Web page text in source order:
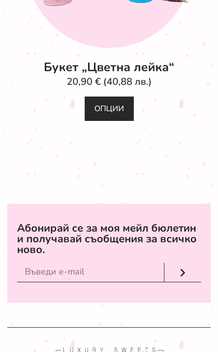
Букет „Цветна лейка“
20,90 €(40,88 лв.)
ОПЦИИ
Абонирай се за моя мейл бюлетин
и получавай съобщения за всичко
ново.